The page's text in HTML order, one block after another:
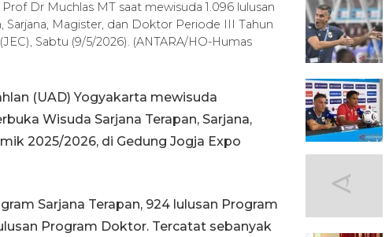
Dr Muchlas MT saat mewisuda 1.096 lulusan
Sarjana, Magister, dan Doktor Periode III Tahun
Sabtu (9/5/2026). (ANTARA/HO-Humas
(UAD) Yogyakarta mewisuda
Wisuda Sarjana Terapan, Sarjana,
2025/2026, di Gedung Jogja Expo
Sarjana Terapan, 924 lulusan Program
Program Doktor. Tercatat sebanyak